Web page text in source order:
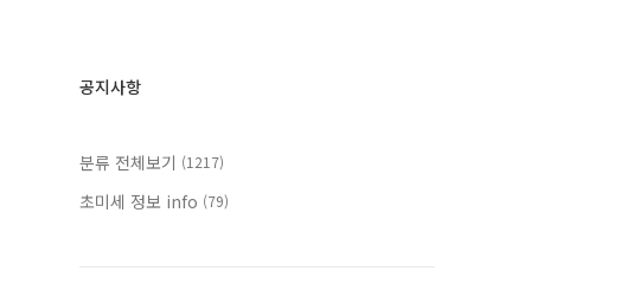
공지사항
분류 전체보기 (1217)
초미세 정보 info (79)